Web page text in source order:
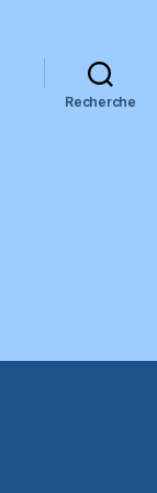
Recherche